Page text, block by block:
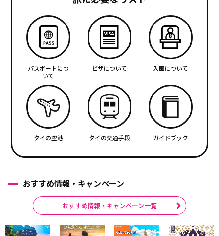
パスポートにつ
いて
ビザについて 入国について
タイの空港 タイの交通手段 ガイドブック
おすすめ情報・キャンペーン
おすすめ情報・キャンペーン一覧